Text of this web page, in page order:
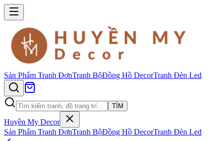
Sản Phẩm Tranh ĐơnTranh BộĐồng Hồ DecorTranh Đèn Led
TÌM
Huyền My Decor
Sản Phẩm Tranh ĐơnTranh BộĐồng Hồ DecorTranh Đèn Led